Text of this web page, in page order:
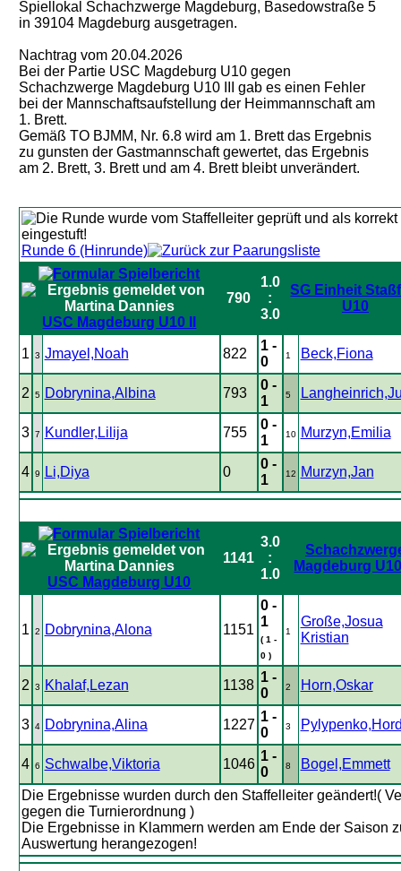
Spiellokal Schachzwerge Magdeburg, Basedowstraße 5
in 39104 Magdeburg ausgetragen.
Nachtrag vom 20.04.2026
Bei der Partie USC Magdeburg U10 gegen
Schachzwerge Magdeburg U10 III gab es einen Fehler
bei der Mannschaftsaufstellung der Heimmannschaft am
1. Brett.
Gemäß TO BJMM, Nr. 6.8 wird am 1. Brett das Ergebnis
zu gunsten der Gastmannschaft gewertet, das Ergebnis
am 2. Brett, 3. Brett und am 4. Brett bleibt unverändert.
Runde 6 (Hinrunde)
USC Magdeburg U10 II
790
1.0
:
3.0
SG Einheit
U10
1 3 Jmayel,Noah 822
1 -
0
1 Beck,Fiona
2 5 Dobrynina,Albina 793
0 -
1
5
3 7 Kundler,Lilija 755
0 -
1
10 Murzyn,Emilia
4 9 Li,Diya 0
0 -
1
12 Murzyn,Jan
USC Magdeburg U10
1141
3.0
:
1.0
Magdeburg
1 2 Dobrynina,Alona 1151
0 -
1
( 1 -
0 )
1
Große,Josua
Kristian
2 3 Khalaf,Lezan 1138
1 -
0
2 Horn,Oskar
3 4 Dobrynina,Alina 1227
1 -
0
3
4 6 Schwalbe,Viktoria 1046
1 -
0
8 Bogel,Emmett
Die Ergebnisse wurden durch den Staffelleiter geändert!(
gegen die Turnierordnung )
Die Ergebnisse in Klammern werden am Ende der Saison
Auswertung herangezogen!